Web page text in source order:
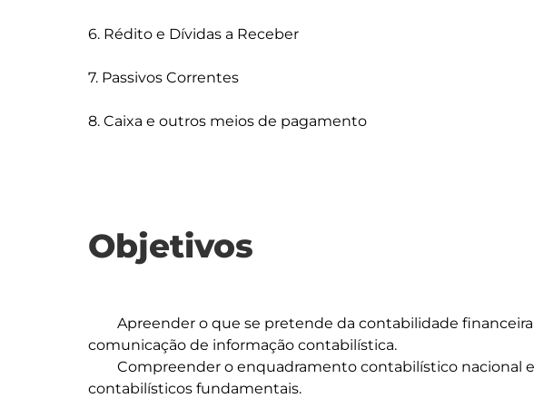
6. Rédito e Dívidas a Receber
7. Passivos Correntes
Objetivos
comunicação de informação contabilística.
contabilísticos fundamentais.